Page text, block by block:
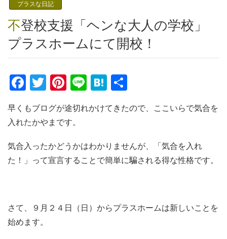
プラスな日記
不登校支援「ヘンな大人の学校」
プラスホームにて開校！
F
c
e
b
o
T
tt
er
Pi
er
e
st
Li
e
H
e
a
早くもブログが途切れかけてきたので、ここいらで気合を
入れたかやまです。
気合入ったかどうかはわかりませんが、「気合を入れ
た！」って宣言することで簡単に騙される得な性格です。
さて、９月２４日（日）からプラスホームは新しいことを
始めます。